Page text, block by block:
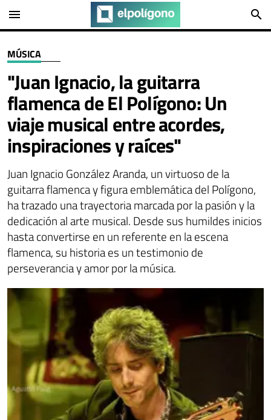
menu search
MÚSICA
"Juan Ignacio, la guitarra
flamenca de El Polígono: Un
viaje musical entre acordes,
inspiraciones y raíces"
Juan Ignacio González Aranda, un virtuoso de la
guitarra flamenca y figura emblemática del Polígono,
ha trazado una trayectoria marcada por la pasión y la
dedicación al arte musical. Desde sus humildes inicios
hasta convertirse en un referente en la escena
flamenca, su historia es un testimonio de
perseverancia y amor por la música.